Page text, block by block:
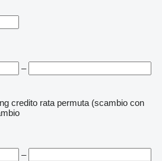
–
credito rata permuta (scambio con
–